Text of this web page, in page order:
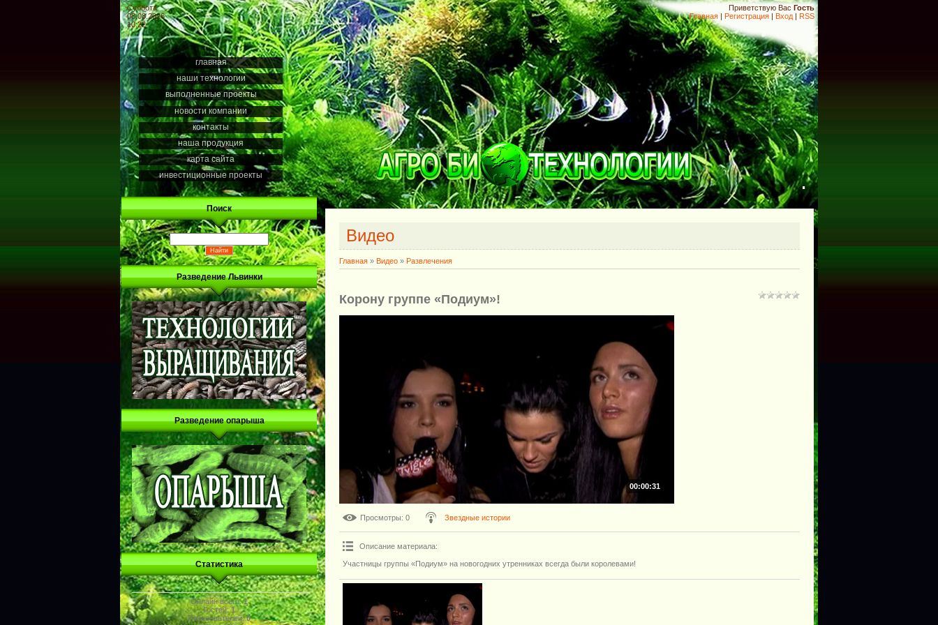
Суббота
08.08.2026
10:22
Приветствую Вас Гость
Главная | Регистрация | Вход | RSS
главная
наши технологии
выполненные проекты
новости компании
контакты
наша продукция
карта сайта
инвестиционные проекты
Поиск
Разведение Львинки
Разведение опарыша
Статистика
Онлайн всего:1
Гостей:1
Пользователей:0
.
Видео
Главная » Видео » Развлечения
Корону группе «Подиум»!
00:00:31
Просмотры: 0 Звездные истории
Описание материала:
Участницы группы «Подиум» на новогодних утренниках всегда были королевами!